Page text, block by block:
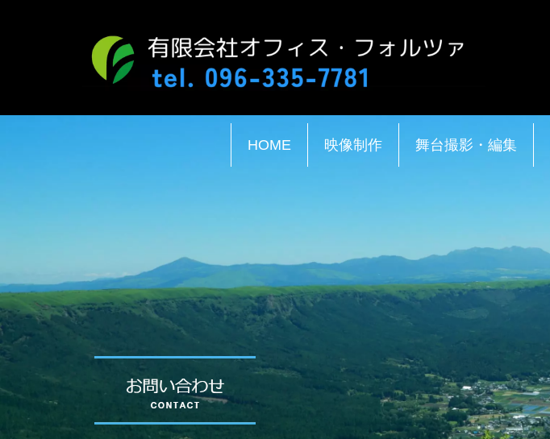
HOME 映像制作 舞台撮影・編集